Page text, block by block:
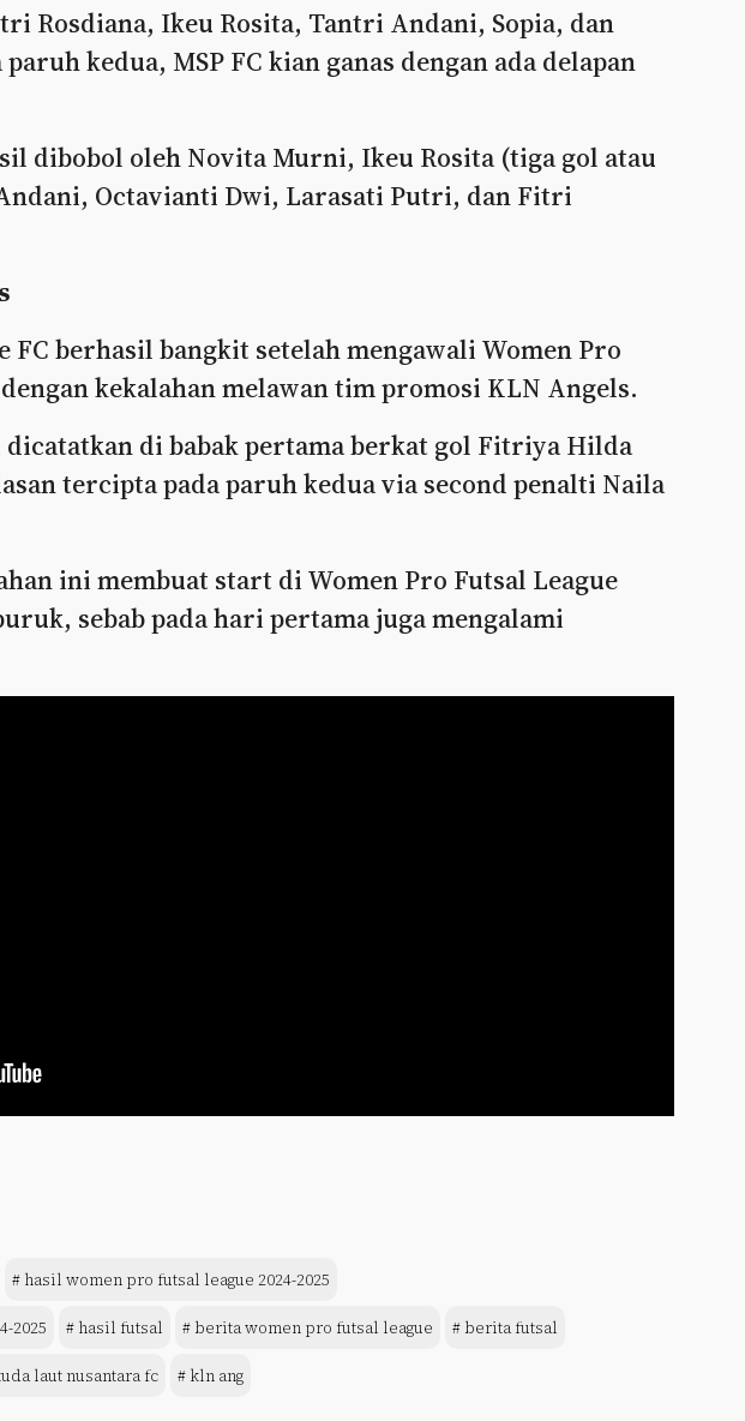
Rosdiana, Ikeu Rosita, Tantri Andani, Sopia, dan
kedua, MSP FC kian ganas dengan ada delapan
dibobol oleh Novita Murni, Ikeu Rosita (tiga gol atau
Octavianti Dwi, Larasati Putri, dan Fitri
FC berhasil bangkit setelah mengawali Women Pro
dengan kekalahan melawan tim promosi KLN Angels.
dicatatkan di babak pertama berkat gol Fitriya Hilda
tercipta pada paruh kedua via second penalti Naila
ini membuat start di Women Pro Futsal League
sebab pada hari pertama juga mengalami
# hasil women pro futsal league 2024-2025
2025 # hasil futsal # berita women pro futsal league # berita futsal
laut nusantara fc # kln ang